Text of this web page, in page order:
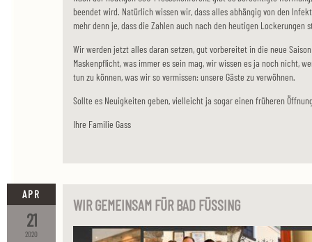
beendet wird. Natürlich wissen wir, dass alles abhängig von den
mehr denn je, dass die Zahlen auch nach den heutigen Lockerungen
Wir werden jetzt alles daran setzen, gut vorbereitet in die neue
Maskenpflicht, was immer es sein mag, wir wissen es ja noch nicht,
tun zu können, was wir so vermissen: unsere Gäste zu verwöhnen.
Sollte es Neuigkeiten geben, vielleicht ja sogar einen früheren
Ihre Familie Gass
2020
21
APR
WIR GEMEINSAM FÜR BAD FÜSSING